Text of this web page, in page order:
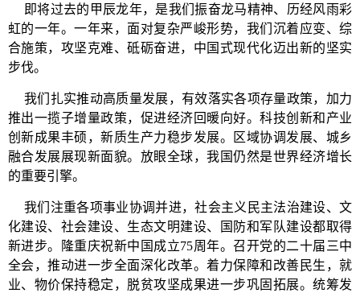
即将过去的甲辰龙年，是我们振奋龙马精神、历经风雨彩
虹的一年。一年来，面对复杂严峻形势，我们沉着应变、综
合施策，攻坚克难、砥砺奋进，中国式现代化迈出新的坚实
步伐。
我们扎实推动高质量发展，有效落实各项存量政策，加力
推出一揽子增量政策，促进经济回暖向好。科技创新和产业
创新成果丰硕，新质生产力稳步发展。区域协调发展、城乡
融合发展展现新面貌。放眼全球，我国仍然是世界经济增长
的重要引擎。
我们注重各项事业协调并进，社会主义民主法治建设、文
化建设、社会建设、生态文明建设、国防和军队建设都取得
新进步。隆重庆祝新中国成立75周年。召开党的二十届三中
全会，推动进一步全面深化改革。着力保障和改善民生，就
业、物价保持稳定，脱贫攻坚成果进一步巩固拓展。统筹发